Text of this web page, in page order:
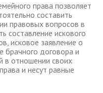
права позволяет
составить
правовых вопросов в
составление искового
исковое заявление о
брачного договора и
в отношении своих
и несут равные